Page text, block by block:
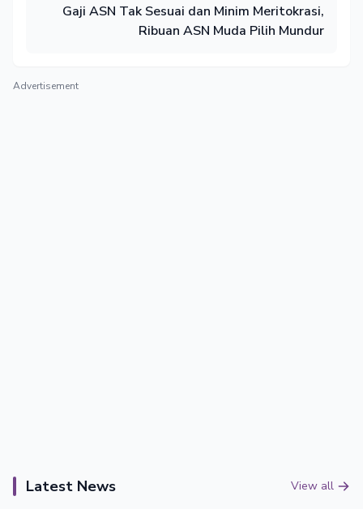
Gaji ASN Tak Sesuai dan Minim Meritokrasi,
Ribuan ASN Muda Pilih Mundur
Advertisement
Latest News View all